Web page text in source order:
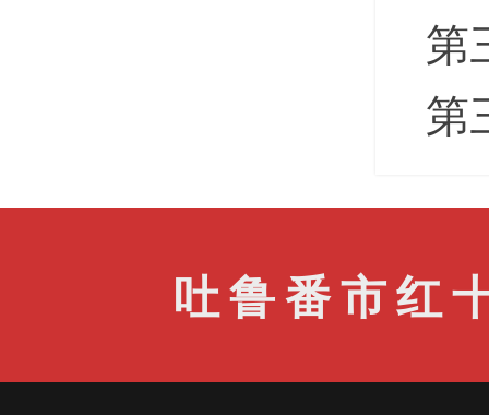
第
第
吐鲁番市红